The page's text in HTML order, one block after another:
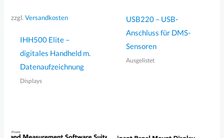
zzgl.Versandkosten
IHH500 Elite –
digitales Handheld m.
Datenaufzeichnung
Displays
USB220 – USB-
Anschluss für DMS-
Sensoren
Ausgelistet